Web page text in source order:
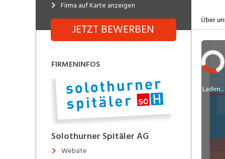
Aussendienst
Firma auf Karte anzeigen
JETZT BEWERBEN
Über
FIRMENINFOS
Solothurner Spitäler AG
Website
Laden...